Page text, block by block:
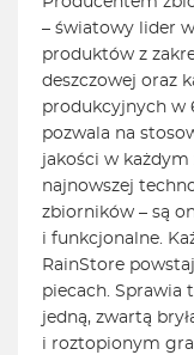
– światowy lider
produktów z
deszczowej oraz
produkcyjnych w
pozwala na
jakości w każdym
najnowszej
zbiorników – są
i funkcjonalne.
RainStore
piecach. Sprawia
jedną, zwartą
i roztopionym